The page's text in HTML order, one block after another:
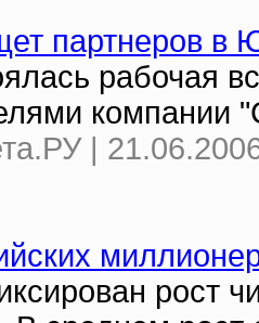
партнеров в
рабочая
компании
|
рост